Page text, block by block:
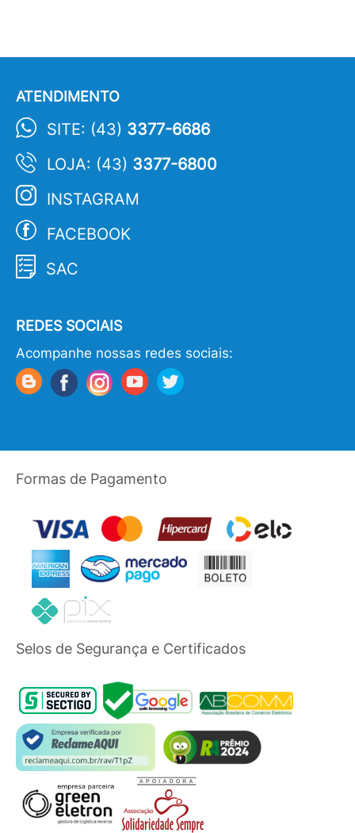
ATENDIMENTO
SITE: (43) 3377-6686
LOJA: (43) 3377-6800
INSTAGRAM
FACEBOOK
SAC
REDES SOCIAIS
Acompanhe nossas redes sociais:
Formas de Pagamento
Selos de Segurança e Certificados